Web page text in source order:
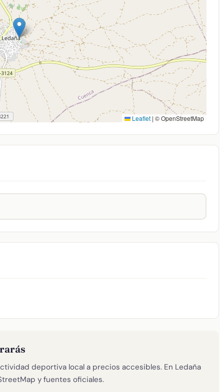
Leaflet | © OpenStreetMap
deportiva local a precios accesibles. En Ledaña
y fuentes oficiales.